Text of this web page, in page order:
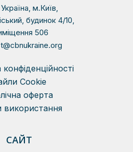
Україна, м.Київ,
будинок 4/10,
506
конфіденційності
Сookie
оферта
використання
САЙТ